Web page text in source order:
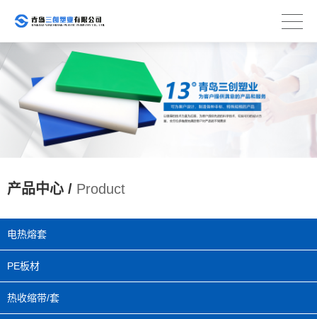
产品中心 / Product
电热熔套
PE板材
热收缩带/套